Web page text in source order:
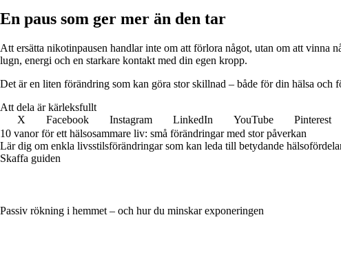
En paus som ger mer än den tar
Att ersätta nikotinpausen handlar inte om att förlora något, utan om att vinna
lugn, energi och en starkare kontakt med din egen kropp.
Det är en liten förändring som kan göra stor skillnad – både för din hälsa och
Att dela är kärleksfullt
X
Facebook Instagram LinkedIn YouTube Pinterest
10 vanor för ett hälsosammare liv: små förändringar med stor påverkan
Lär dig om enkla livsstilsförändringar som kan leda till betydande
Skaffa guiden
Passiv rökning i hemmet – och hur du minskar exponeringen